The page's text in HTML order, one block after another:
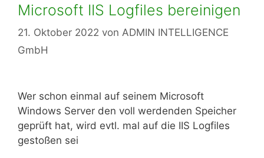
Microsoft IIS Logfiles bereinigen
21. Oktober 2022 von ADMIN INTELLIGENCE
GmbH
Wer schon einmal auf seinem Microsoft
Windows Server den voll werdenden Speicher
geprüft hat, wird evtl. mal auf die IIS Logfiles
gestoßen sei